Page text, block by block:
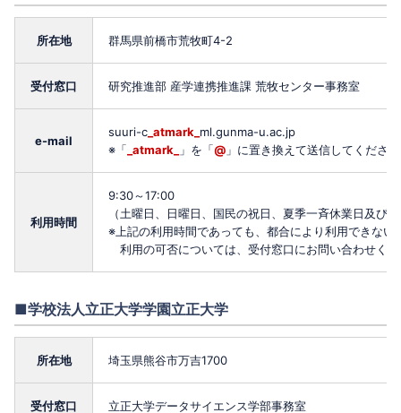
所在地 群馬県前橋市荒牧町4-2
受付窓口 研究推進部 産学連携推進課 荒牧センター事務室
e-mail
suuri-c _atmark_ ml.gunma-u.ac.jp
※「 _atmark_ 」を「@ 」に置き換えて送信してくださ
利用時間
9:30～17:00
（土曜日、日曜日、国民の祝日、夏季一斉休業日及び
※上記の利用時間であっても、都合により利用できない
利用の可否については、受付窓口にお問い合わせく
■学校法人立正大学学園立正大学
所在地 埼玉県熊谷市万吉1700
受付窓口 立正大学データサイエンス学部事務室